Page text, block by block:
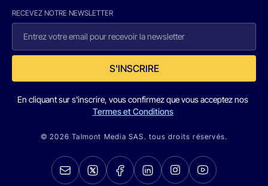
RECEVEZ NOTRE NEWSLETTER
S'INSCRIRE
En cliquant sur s'inscrire, vous confirmez que vous acceptez nos
Termes et Conditions
© 2026 Talmont Media SAS. tous droits réservés.